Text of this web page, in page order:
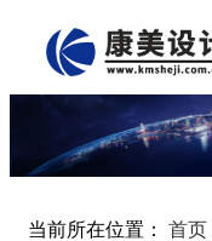
当前所在位置： 首页